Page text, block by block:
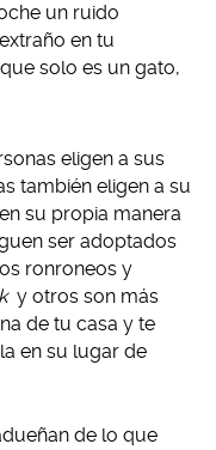
un ruido
en tu
solo es un gato,
eligen a sus
también eligen a su
su propia manera
ser adoptados
ronroneos y
y otros son más
de tu casa y te
en su lugar de
de lo que